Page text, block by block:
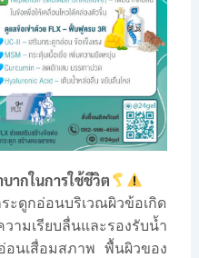
ากในการใช้ชีวิต
ะดูกอ่อนบริเวณผิวข้อเกิด
มเรียบลื่นและรองรับน้ำ
อนเสื่อมสภาพ พื้นผิวของ